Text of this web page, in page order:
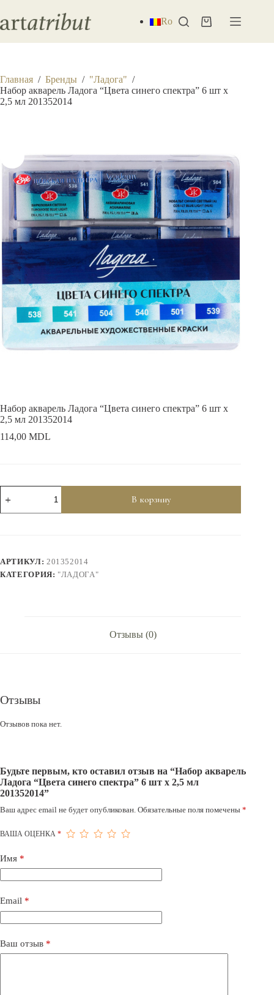
сути
Ro Корзина
Главная / Бренды / "Ладога" /
Набор акварель Ладога “Цвета синего спектра” 6 шт х
2,5 мл 201352014
Набор акварель Ладога “Цвета синего спектра” 6 шт х
2,5 мл 201352014
114,00 MDL
Количество
товара
Набор
спектра"
6
В корзину
АРТИКУЛ: 201352014
КАТЕГОРИЯ: "ЛАДОГА"
Отзывы (0)
Отзывы
Отзывов пока нет.
Будьте первым, кто оставил отзыв на “Набор акварель
Ладога “Цвета синего спектра” 6 шт х 2,5 мл
201352014”
Ваш адрес email не будет опубликован. Обязательные поля помечены *
ВАША ОЦЕНКА *
Имя *
Email *
Ваш отзыв *